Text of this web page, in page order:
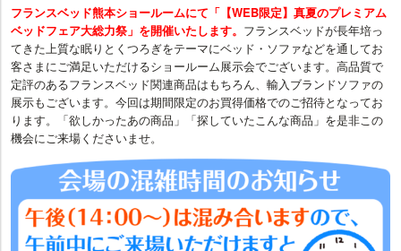
フランスベッド熊本ショールームにて「【WEB限定】真夏のプレミアム
ベッドフェア大総力祭」を開催いたします。 フランスベッドが長年培っ
てきた上質な眠りとくつろぎをテーマにベッド・ソファなどを通してお
客さまにご満足いただけるショールーム展示会でございます。高品質で
定評のあるフランスベッド関連商品はもちろん、輸入ブランドソファの
展示もございます。今回は期間限定のお買得価格でのご招待となってお
ります。「欲しかったあの商品」「探していたこんな商品」を是非この
機会にご来場くださいませ。